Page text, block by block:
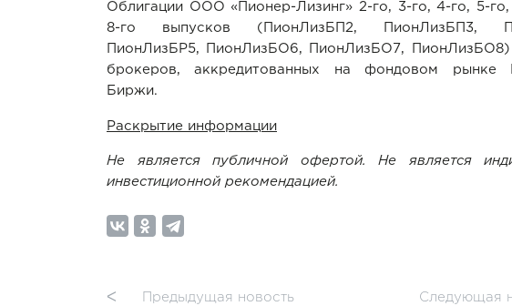
Облигации ООО «Пионер-Лизинг» 2-го, 3-го, 4-го, 5-
8-го выпусков (ПионЛизБП2, ПионЛизБП3,
ПионЛизБР5, ПионЛизБО6, ПионЛизБО7, ПионЛизБО8)
брокеров, аккредитованных на фондовом рынке
Биржи.
Раскрытие информации
Не является публичной офертой. Не является
инвестиционной рекомендацией.
ᐸ Предыдущая новость Следующая